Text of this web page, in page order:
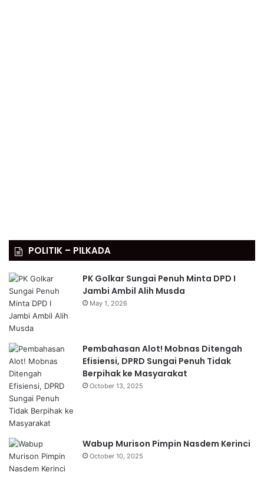
POLITIK – PILKADA
PK Golkar Sungai Penuh Minta DPD I
Jambi Ambil Alih Musda
May 1, 2026
Pembahasan Alot! Mobnas Ditengah
Efisiensi, DPRD Sungai Penuh Tidak
Berpihak ke Masyarakat
October 13, 2025
Wabup Murison Pimpin Nasdem Kerinci
October 10, 2025